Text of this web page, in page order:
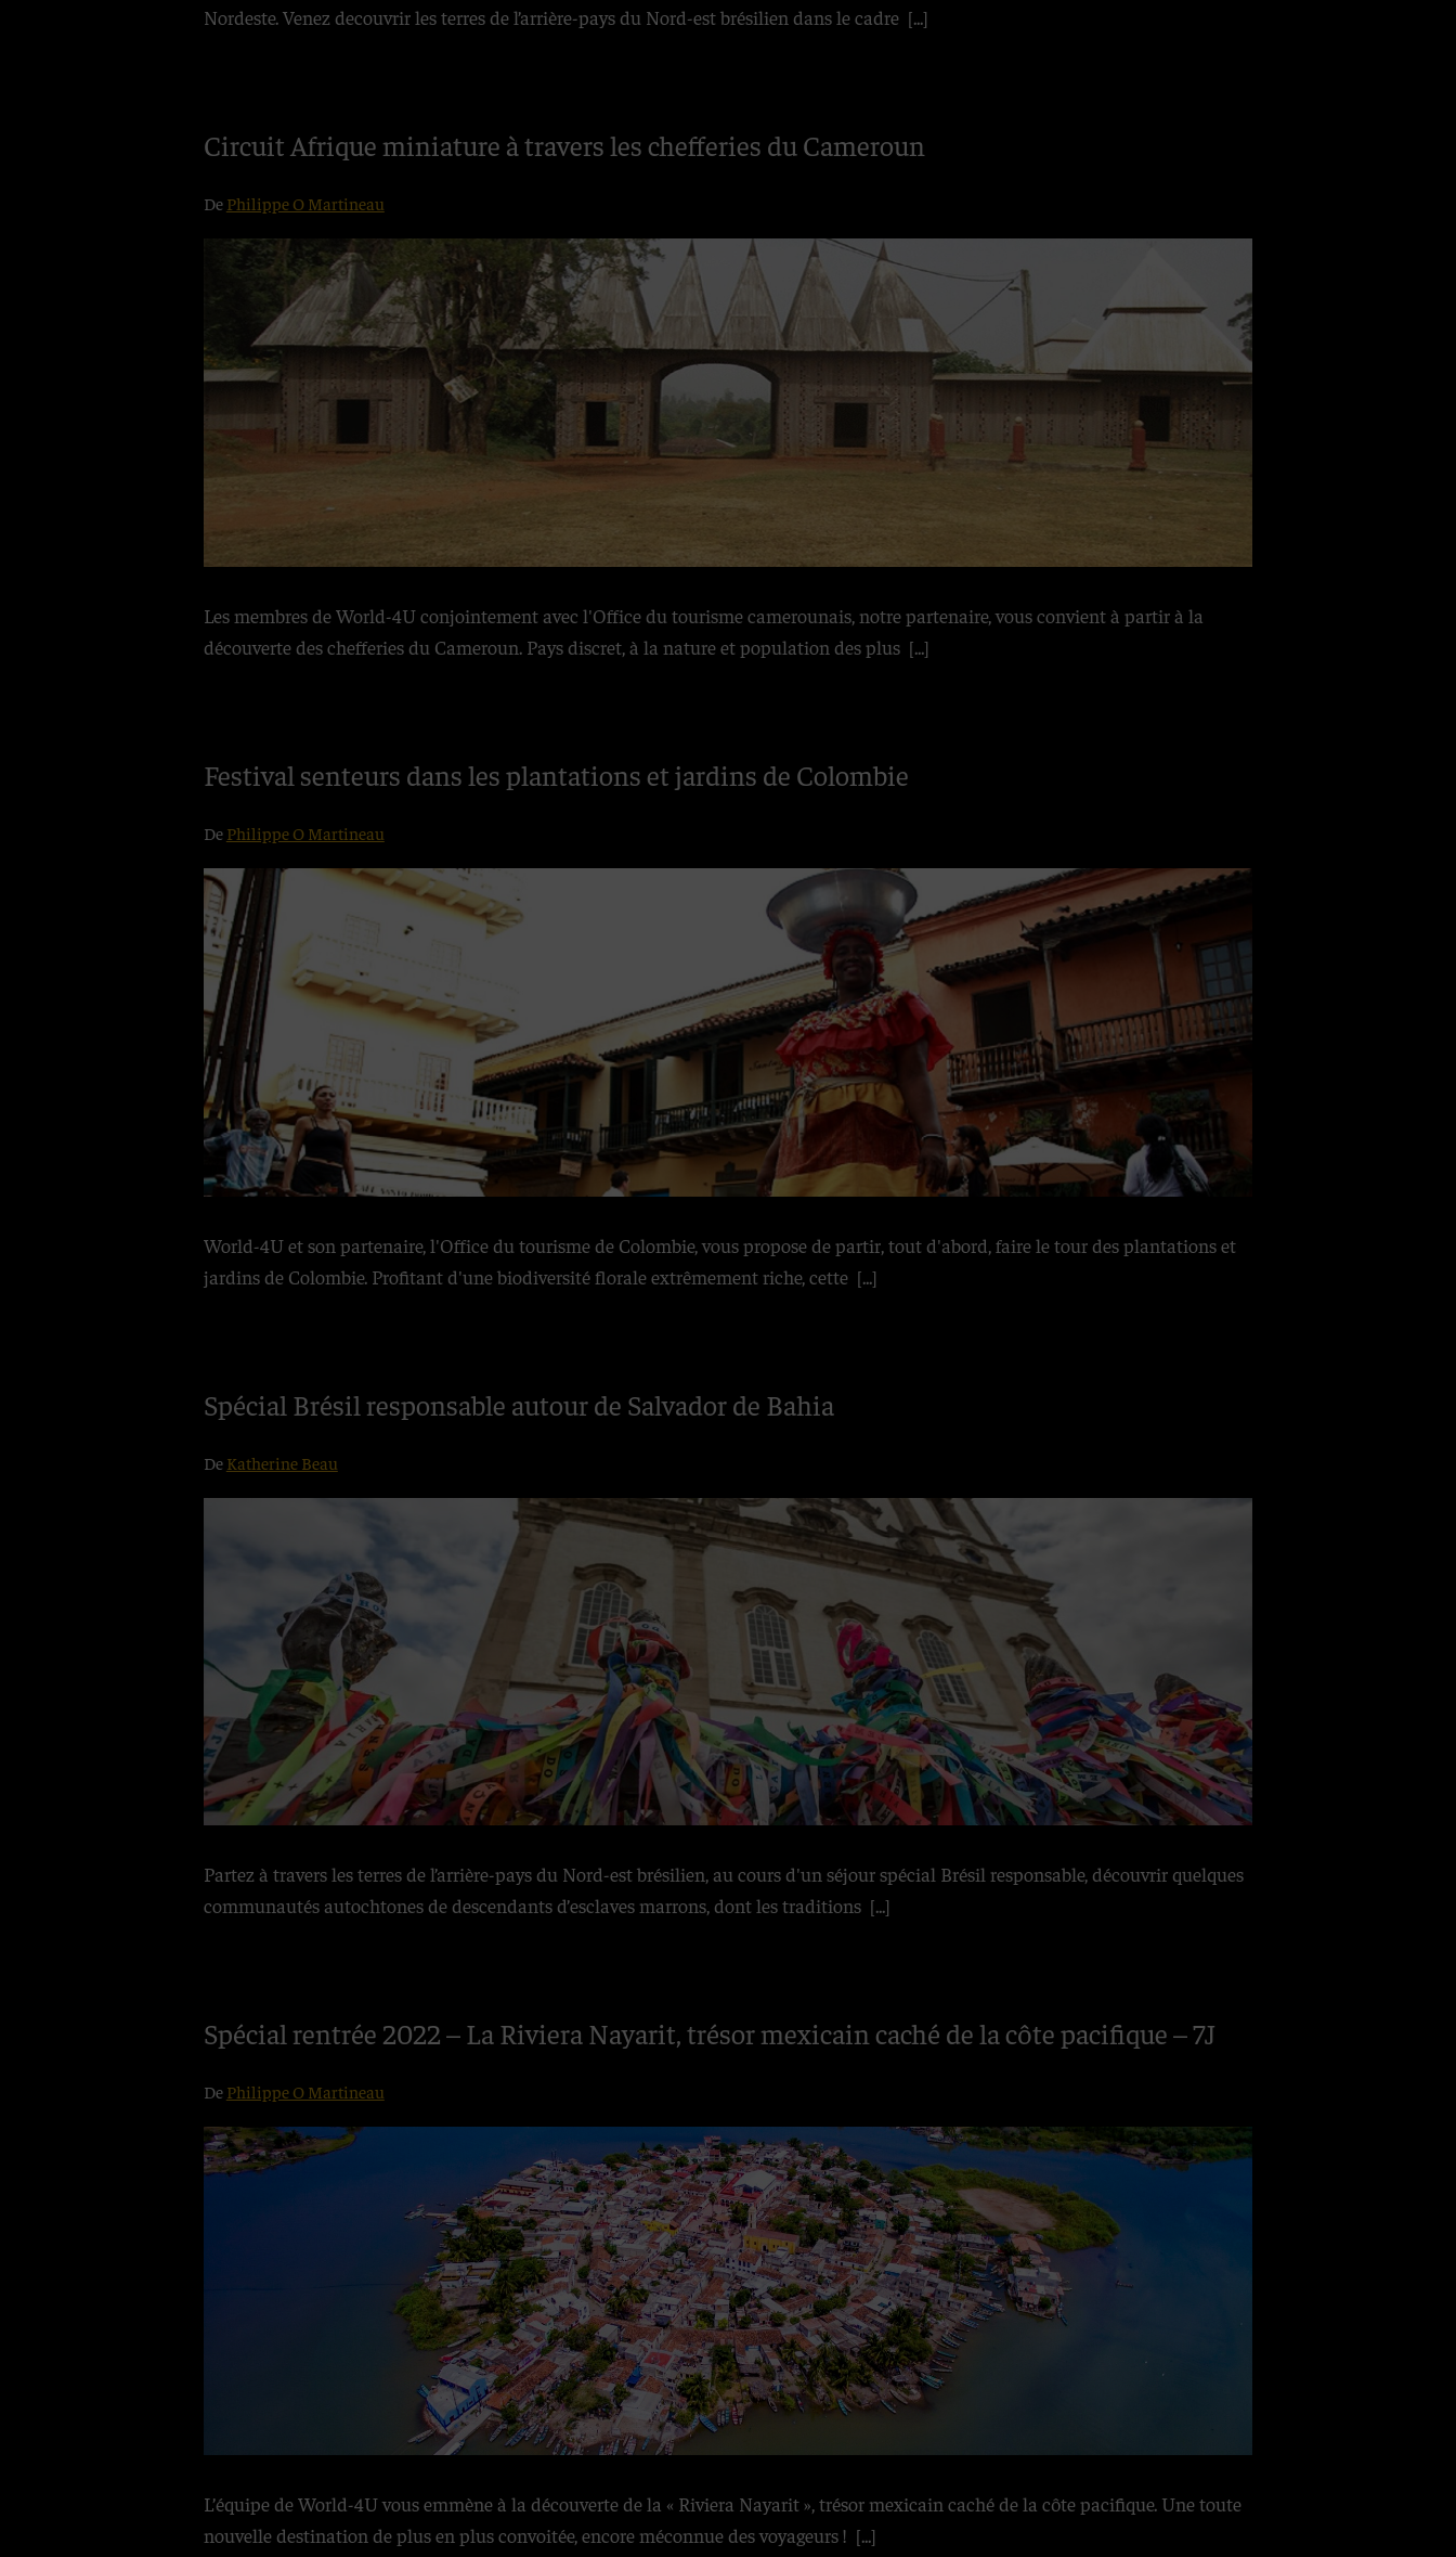
Nordeste. Venez decouvrir les terres de l’arrière-pays du Nord-est brésilien dans le cadre [...]
Circuit Afrique miniature à travers les chefferies du Cameroun
De Philippe O Martineau
Les membres de World-4U conjointement avec l'Office du tourisme camerounais, notre partenaire, vous convient à partir à la
découverte des chefferies du Cameroun. Pays discret, à la nature et population des plus [...]
Festival senteurs dans les plantations et jardins de Colombie
De Philippe O Martineau
World-4U et son partenaire, l'Office du tourisme de Colombie, vous propose de partir, tout d'abord, faire le tour des plantations et
jardins de Colombie. Profitant d'une biodiversité florale extrêmement riche, cette [...]
Spécial Brésil responsable autour de Salvador de Bahia
De Katherine Beau
Partez à travers les terres de l’arrière-pays du Nord-est brésilien, au cours d'un séjour spécial Brésil responsable, découvrir quelques
communautés autochtones de descendants d’esclaves marrons, dont les traditions [...]
Spécial rentrée 2022 – La Riviera Nayarit, trésor mexicain caché de la côte pacifique – 7J
De Philippe O Martineau
L’équipe de World-4U vous emmène à la découverte de la « Riviera Nayarit », trésor mexicain caché de la côte pacifique. Une toute
nouvelle destination de plus en plus convoitée, encore méconnue des voyageurs ! [...]